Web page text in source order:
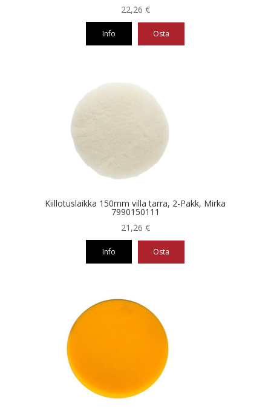
22,26 €
Info Osta
Kiillotuslaikka 150mm villa tarra, 2-Pakk, Mirka
7990150111
21,26 €
Info Osta